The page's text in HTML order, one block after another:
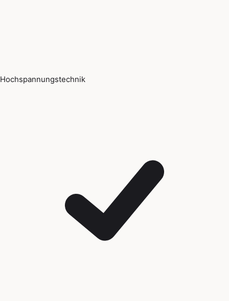
Hochspannungstechnik